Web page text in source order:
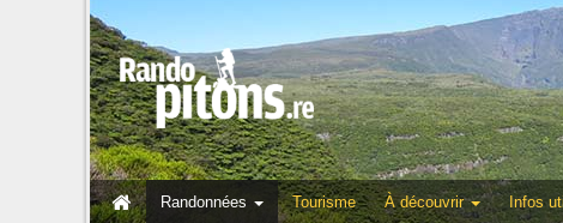
Randonnées
Tourisme À découvrir Infos